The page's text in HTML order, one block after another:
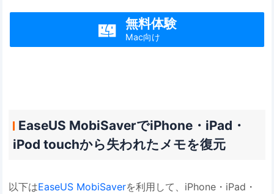
 無料体験
Mac向け
EaseUS MobiSaverでiPhone・iPad・
iPod touchから失われたメモを復元
以下はEaseUS MobiSaverを利用して、iPhone・iPad・